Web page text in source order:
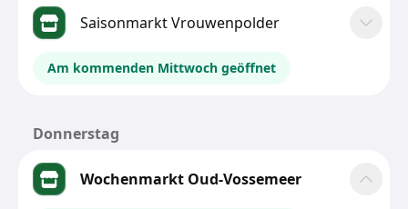
Saisonmarkt Vrouwenpolder
Am kommenden Mittwoch geöffnet
Donnerstag
Wochenmarkt Oud-Vossemeer